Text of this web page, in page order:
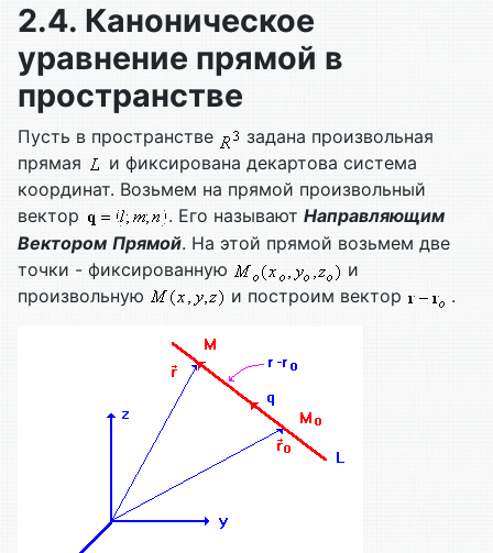
2.4. Каноническое
уравнение прямой в
пространстве
Пусть в пространстве
задана произвольная
прямая
и фиксирована декартова система
координат. Возьмем на прямой произвольный
вектор
. Его называют Направляющим
Вектором Прямой. На этой прямой возьмем две
точки - фиксированную
и
произвольную
и построим вектор .